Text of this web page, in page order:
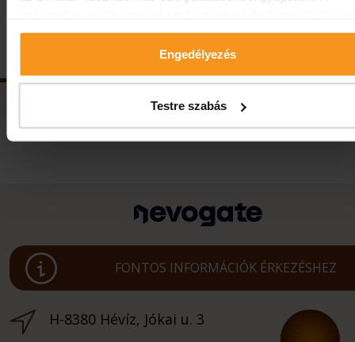
használatához.
Engedélyezés
Testre szabás
Kövessen minket!
FONTOS INFORMÁCIÓK ÉRKEZÉSHEZ
H-8380 Hévíz, Jókai u. 3